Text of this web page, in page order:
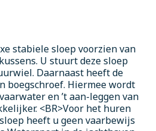
stabiele sloep voorzien van
U stuurt deze sloep
Daarnaast heeft de
boegschroef. Hiermee wordt
en ’t aan-leggen van
<BR>Voor het huren
heeft u geen vaarbewijs